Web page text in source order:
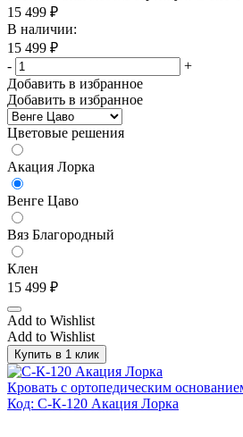
15 499 ₽
В наличии:
15 499 ₽
-
+
Добавить в избранное
Добавить в избранное
Цветовые решения
Акация Лорка
Венге Цаво
Вяз Благородный
Клен
15 499 ₽
Add to Wishlist
Add to Wishlist
Купить в 1 клик
Кровать с ортопедическим
Код: С-К-120 Акация Лорка